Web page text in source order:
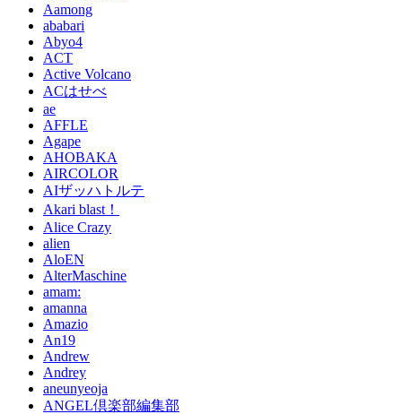
Aamong
ababari
Abyo4
ACT
Active Volcano
ACはせべ
ae
AFFLE
Agape
AHOBAKA
AIRCOLOR
AIザッハトルテ
Akari blast！
Alice Crazy
alien
AloEN
AlterMaschine
amam:
amanna
Amazio
An19
Andrew
Andrey
aneunyeoja
ANGEL倶楽部編集部